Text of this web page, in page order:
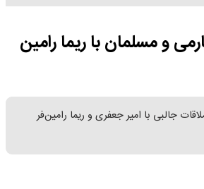
و مسلمان با ریما رامین
جالبی با امیر جعفری و ریما رامین‌فر